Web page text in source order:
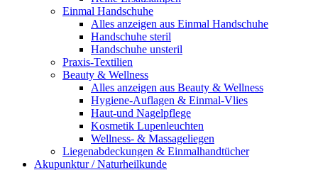
Einmal Handschuhe
Alles anzeigen aus Einmal Handschuhe
Handschuhe steril
Handschuhe unsteril
Praxis-Textilien
Beauty & Wellness
Alles anzeigen aus Beauty & Wellness
Hygiene-Auflagen & Einmal-Vlies
Haut-und Nagelpflege
Kosmetik Lupenleuchten
Wellness- & Massageliegen
Liegenabdeckungen & Einmalhandtücher
Akupunktur / Naturheilkunde